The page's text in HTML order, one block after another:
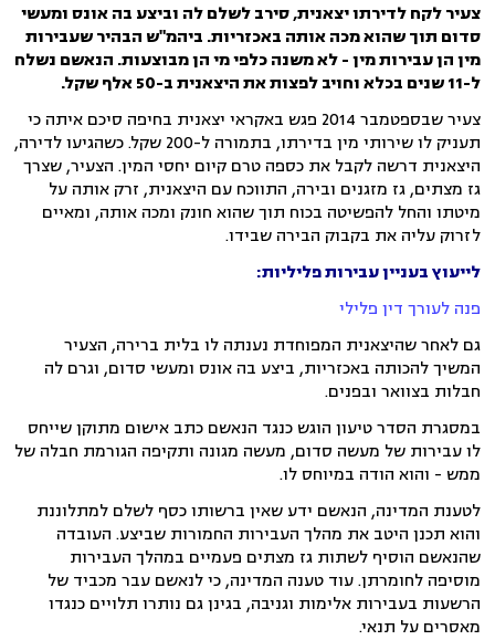
צעיר לקח לדירתו יצאנית, סירב לשלם לה וביצע בה אונס ומעשי
סדום תוך שהוא מכה אותה באכזריות. ביהמ"ש הבהיר שעבירות
מין הן עבירות מין - לא משנה כלפי מי הן מבוצעות. הנאשם נשלח
ל-11 שנים בכלא
וחויב לפצות את היצאנית ב-50 אלף שקל.
צעיר שבספטמבר 2014 פגש באקראי יצאנית בחיפה סיכם איתה כי
תעניק לו שירותי מין בדירתו, בתמורה ל-200 שקל. כשהגיעו לדירה,
היצאנית דרשה לקבל את כספה טרם קיום יחסי המין. הצעיר, שצרך
גז מצתים, גז מזגנים ובירה, התווכח עם היצאנית, זרק אותה על
מיטתו והחל להפשיטה בכוח תוך שהוא חונק ומכה אותה, ומאיים
לזרוק עליה את בקבוק הבירה שבידו.
לייעוץ בעניין עבירות פליליות:
פנה לעורך דין פלילי
גם לאחר שהיצאנית המפוחדת נענתה לו בלית ברירה, הצעיר
המשיך להכותה באכזריות, ביצע בה אונס ומעשי סדום, וגרם לה
חבלות בצוואר ובפנים.
במסגרת הסדר טיעון הוגש כנגד הנאשם כתב אישום מתוקן שייחס
לו עבירות של מעשה סדום, מעשה מגונה ותקיפה הגורמת חבלה של
ממש - והוא הודה במיוחס לו.
לטענת המדינה, הנאשם ידע שאין ברשותו כסף לשלם למתלוננת
והוא תכנן היטב את מהלך העבירות החמורות שביצע. העובדה
שהנאשם הוסיף לשתות גז מצתים פעמיים במהלך העבירות
מוסיפה לחומרתן. עוד טענה המדינה, כי לנאשם עבר מכביד של
הרשעות בעבירות אלימות וגניבה, בגינן גם נותרו תלויים כנגדו
מאסרים על תנאי.